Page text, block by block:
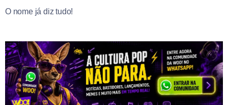
O nome já diz tudo!